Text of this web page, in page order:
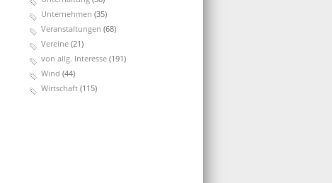
Unternehmen (35)
Veranstaltungen (68)
Vereine (21)
von allg. Interesse (191)
Wind (44)
Wirtschaft (115)